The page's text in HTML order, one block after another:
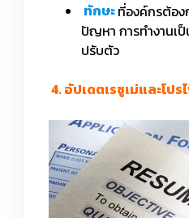
ทักษะที่องค์กรต้อง
ปัญหา การทำงานเ
ปรับตัว
4. อัปเดตเรซูเม่และโป